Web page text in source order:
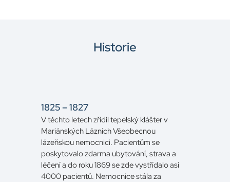
Historie
1825 – 1827
V těchto letech zřídil tepelský klášter v
Mariánských Lázních Všeobecnou
lázeňskou nemocnici. Pacientům se
poskytovalo zdarma ubytování, strava a
léčení a do roku 1869 se zde vystřídalo asi
4000 pacientů. Nemocnice stála za